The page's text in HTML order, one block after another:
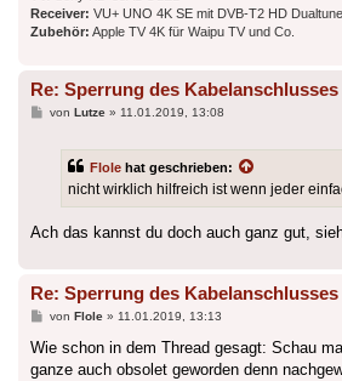
Receiver: VU+ UNO 4K SE mit DVB-T2 HD
Zubehör: Apple TV 4K für Waipu TV und Co.
Re: Sperrung des
Beitrag
von Lutze» 11.01.2019, 13:08
Flole hat geschrieben:
nicht wirklich hilfreich ist wenn jeder
Ach das kannst du doch auch ganz gut,
Re: Sperrung des
Beitrag
von Flole» 11.01.2019, 13:13
Wie schon in dem Thread gesagt: Schau
ganze auch obsolet geworden denn